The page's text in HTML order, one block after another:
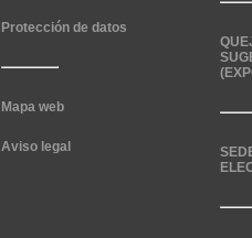
Protección de datos
Mapa web
Aviso legal